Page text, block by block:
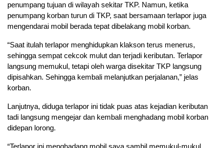
penumpang tujuan di wilayah sekitar TKP. Namun, ketika
penumpang korban turun di TKP, saat bersamaan terlapor juga
mengendarai mobil berada tepat dibelakang mobil korban.
“Saat itulah terlapor menghidupkan klakson terus menerus,
sehingga sempat cekcok mulut dan terjadi keributan. Terlapor
langsung memukul, tetapi oleh warga disekitar TKP langsung
dipisahkan. Sehingga kembali melanjutkan perjalanan,” jelas
korban.
Lanjutnya, diduga terlapor ini tidak puas atas kejadian keributan
tadi langsung mengejar dan kembali menghadang mobil korban
didepan lorong.